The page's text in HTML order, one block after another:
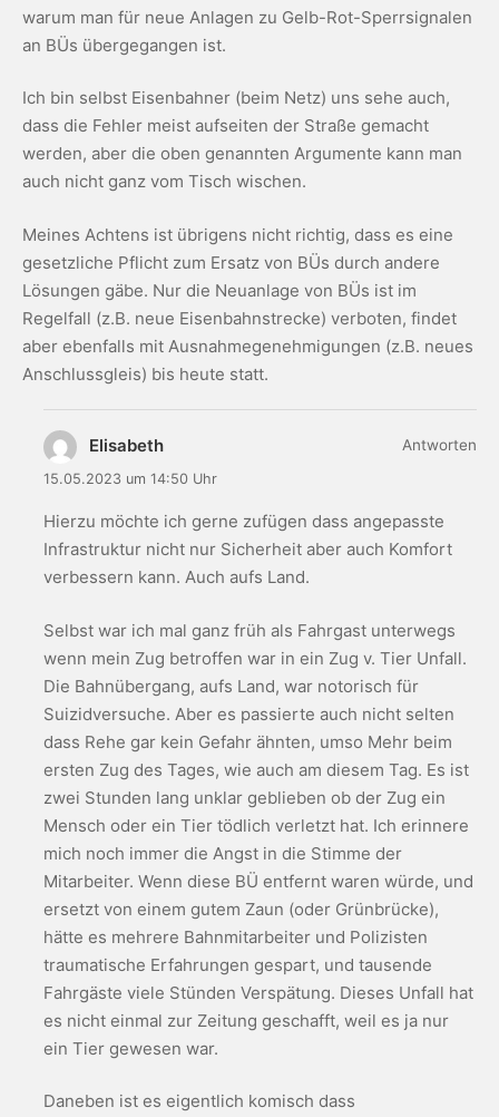
warum man für neue Anlagen zu Gelb-Rot-Sperrsignalen
an BÜs übergegangen ist.
Ich bin selbst Eisenbahner (beim Netz) uns sehe auch,
dass die Fehler meist aufseiten der Straße gemacht
werden, aber die oben genannten Argumente kann man
auch nicht ganz vom Tisch wischen.
Meines Achtens ist übrigens nicht richtig, dass es eine
gesetzliche Pflicht zum Ersatz von BÜs durch andere
Lösungen gäbe. Nur die Neuanlage von BÜs ist im
Regelfall (z.B. neue Eisenbahnstrecke) verboten, findet
aber ebenfalls mit Ausnahmegenehmigungen (z.B. neues
Anschlussgleis) bis heute statt.
Elisabeth
15.05.2023 um 14:50 Uhr
Hierzu möchte ich gerne zufügen dass angepasste
Infrastruktur nicht nur Sicherheit aber auch Komfort
verbessern kann. Auch aufs Land.
Selbst war ich mal ganz früh als Fahrgast unterwegs
wenn mein Zug betroffen war in ein Zug v. Tier Unfall.
Die Bahnübergang, aufs Land, war notorisch für
Suizidversuche. Aber es passierte auch nicht selten
dass Rehe gar kein Gefahr ähnten, umso Mehr beim
ersten Zug des Tages, wie auch am diesem Tag. Es ist
zwei Stunden lang unklar geblieben ob der Zug ein
Mensch oder ein Tier tödlich verletzt hat. Ich erinnere
mich noch immer die Angst in die Stimme der
Mitarbeiter. Wenn diese BÜ entfernt waren würde, und
ersetzt von einem gutem Zaun (oder Grünbrücke),
hätte es mehrere Bahnmitarbeiter und Polizisten
traumatische Erfahrungen gespart, und tausende
Fahrgäste viele Stünden Verspätung. Dieses Unfall hat
es nicht einmal zur Zeitung geschafft, weil es ja nur
ein Tier gewesen war.
Daneben ist es eigentlich komisch dass
Antworten